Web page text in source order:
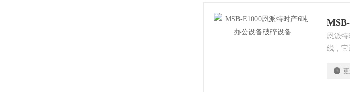
恩派特
线，
被重